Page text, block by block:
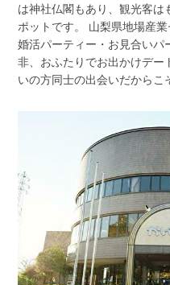
は神社仏閣もあり、観光客は
ポットです。 山梨県地場産
婚活パーティー・お見合いパ
非、おふたりでお出かけデー
いの方同士の出会いだからこ